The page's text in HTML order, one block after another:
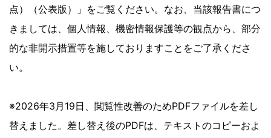
点）（公表版）」をご覧ください。なお、当該報告書につ
きましては、個人情報、機密情報保護等の観点から、部分
的な非開示措置等を施しておりますことをご了承くださ
い。
※2026年3月19日、閲覧性改善のためPDFファイルを差し
替えました。差し替え後のPDFは、テキストのコピーおよ